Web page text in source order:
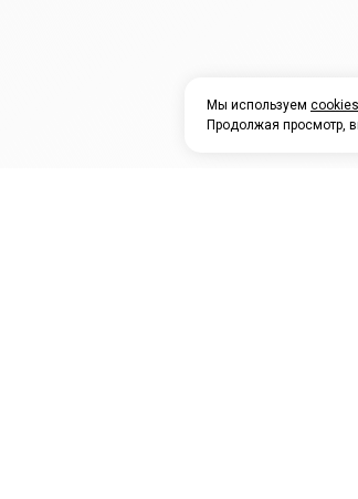
Мы используем cookies
Продолжая просмотр,